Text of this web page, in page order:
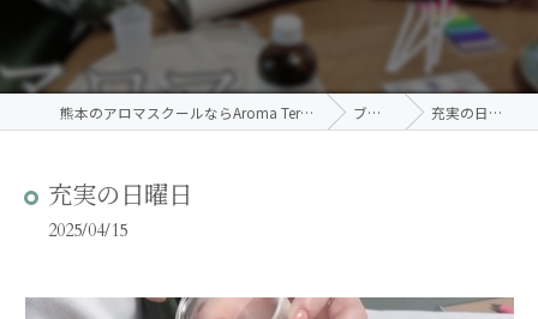
熊本のアロマスクールならAroma Terrace ブログ 充実の日曜日
充実の日曜日
2025/04/15